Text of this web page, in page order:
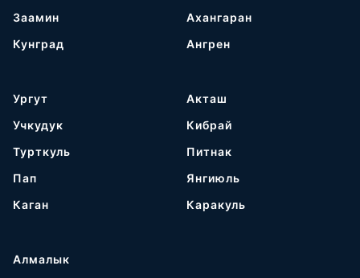
Заамин
Кунград
Ахангаран
Ангрен
Ургут
Учкудук
Турткуль
Пап
Каган
Акташ
Кибрай
Питнак
Янгиюль
Каракуль
Алмалык